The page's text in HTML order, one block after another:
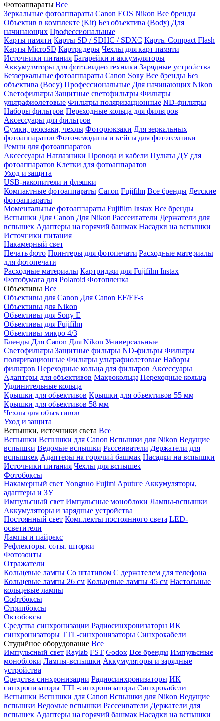
Фотоаппараты Все
Зеркальные фотоаппараты Canon EOS Nikon Все бренды
Объектив в комплекте (Kit) Без объектива (Body) Для
начинающих Профессиональные
Карты памяти Карты SD / SDHC / SDXC Карты Compact Flash
Карты MicroSD Картридеры Чехлы для карт памяти
Источники питания Батарейки и аккумуляторы
Аккумуляторы для фото-видео техники Зарядные устройства
Беззеркальные фотоаппараты Canon Sony Все бренды Без
объектива (Body) Профессиональные Для начинающих Nikon
Светофильтры Защитные светофильтры Фильтры
ультрафиолетовые Фильтры поляризационные ND-фильтры
Наборы фильтров Переходные кольца для фильтров
Аксессуары для фильтров
Сумки, рюкзаки, чехлы Фоторюкзаки Для зеркальных
фотоаппаратов Фоточемоданы и кейсы для фототехники
Ремни для фотоаппаратов
Аксессуары Наглазники Провода и кабели Пульты ДУ для
фотоаппаратов Клетки для фотоаппаратов
Уход и защита
USB-накопители и флэшки
Компактные фотоаппараты Canon Fujifilm Все бренды Детские
фотоаппараты
Моментальные фотоаппараты Fujifilm Instax Все бренды
Вспышки Для Canon Для Nikon Рассеиватели Держатели для
вспышек Адаптеры на горячий башмак Насадки на вспышки
Источники питания
Накамерный свет
Печать фото Принтеры для фотопечати Расходные материалы
для фотопечати
Расходные материалы Картриджи для Fujifilm Instax
Фотобумага для Polaroid Фотопленка
Объективы Все
Объективы для Canon Для Canon EF/EF-s
Объективы для Nikon
Объективы для Sony E
Объективы для Fujifilm
Объективы микро 4/3
Бленды Для Canon Для Nikon Универсальные
Светофильтры Защитные фильтры ND-фильры Фильтры
поляризационные Фильтры ультрафиолетовые Наборы
фильтров Переходные кольца для фильтров Аксессуары
Адаптеры для объективов Макрокольца Переходные кольца
Удлинительные кольца
Крышки для объективов Крышки для объективов 55 мм
Крышки для объективов 58 мм
Чехлы для объективов
Уход и защита
Вспышки, источники света Все
Вспышки Вспышки для Canon Вспышки для Nikon Ведущие
вспышки Ведомые вспышки Рассеиватели Держатели для
вспышкек Адаптеры на горячий башмак Насадки на вспышки
Источники питания Чехлы для вспышек
Фотобоксы
Накамерный свет Yongnuo Fujimi Aputure Аккумуляторы,
адаптеры и ЗУ
Импульсный свет Импульсные моноблоки Лампы-вспышки
Аккумуляторы и зарядные устройства
Постоянный свет Комплекты постоянного света LED-
осветители
Лампы и пайрекс
Рефлекторы, соты, шторки
Фотозонты
Отражатели
Кольцевые лампы Со штативом С держателем для телефона
Кольцевые лампы 26 см Кольцевые лампы 45 см Настольные
кольцевые лампы
Софтбоксы
Стрипбоксы
Октобоксы
Средства синхронизации Радиосинхронизаторы ИК
синхронизаторы TTL-синхронизаторы Синхрокабели
Студийное оборудование Все
Импульсный свет Raylab FST Godox Все бренды Импульсные
моноблоки Лампы-вспышки Аккумуляторы и зарядные
устройства
Средства синхронизации Радиосинхронизаторы ИК
синхронизаторы TTL-синхронизаторы Синхрокабели
Вспышки Вспышки для Canon Вспышки для Nikon Ведущие
вспышки Ведомые вспышки Рассеиватели Держатели для
вспышек Адаптеры на горячий башмак Насадки на вспышки